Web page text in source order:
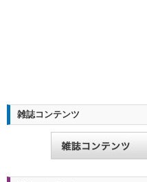
雑誌コンテンツ